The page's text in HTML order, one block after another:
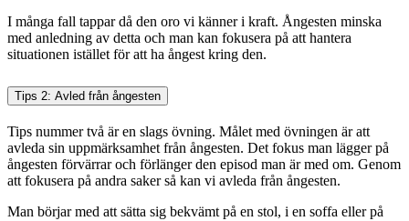
I många fall tappar då den oro vi känner i kraft. Ångesten minska
med anledning av detta och man kan fokusera på att hantera
situationen istället för att ha ångest kring den.
Tips 2: Avled från ångesten
Tips nummer två är en slags övning. Målet med övningen är att
avleda sin uppmärksamhet från ångesten. Det fokus man lägger på
ångesten förvärrar och förlänger den episod man är med om. Genom
att fokusera på andra saker så kan vi avleda från ångesten.
Man börjar med att sätta sig bekvämt på en stol, i en soffa eller på